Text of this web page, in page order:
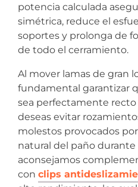
potencia calculada
simétrica, reduce el
soportes y prolonga de
de todo el cerramiento.
Al mover lamas de gran
fundamental garantizar
sea perfectamente
deseas evitar
molestos provocados
natural del paño durante
aconsejamos
con clips